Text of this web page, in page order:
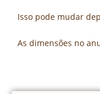
Isso pode mudar
As dimensões no